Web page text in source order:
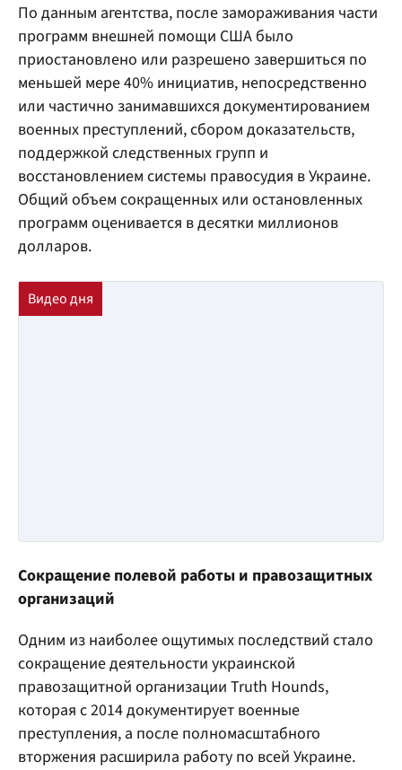
По данным агентства, после замораживания части
программ внешней помощи США было
приостановлено или разрешено завершиться по
меньшей мере 40% инициатив, непосредственно
или частично занимавшихся документированием
военных преступлений, сбором доказательств,
поддержкой следственных групп и
восстановлением системы правосудия в Украине.
Общий объем сокращенных или остановленных
программ оценивается в десятки миллионов
долларов.
Сокращение полевой работы и правозащитных
организаций
Одним из наиболее ощутимых последствий стало
сокращение деятельности украинской
правозащитной организации Truth Hounds,
которая с 2014 документирует военные
преступления, а после полномасштабного
вторжения расширила работу по всей Украине.